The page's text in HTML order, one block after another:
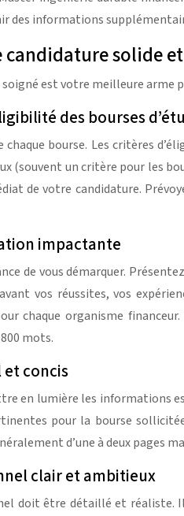
des informations
candidature solide
est votre meilleure
des bourses
bourse. Les critères
(souvent un critère pour les
de votre candidature.
impactante
de vous démarquer.
vos réussites, vos
chaque organisme
mots.
et concis
en lumière les informations
pour la bourse
d’une à deux pages
clair et ambitieux
doit être détaillé et réaliste.